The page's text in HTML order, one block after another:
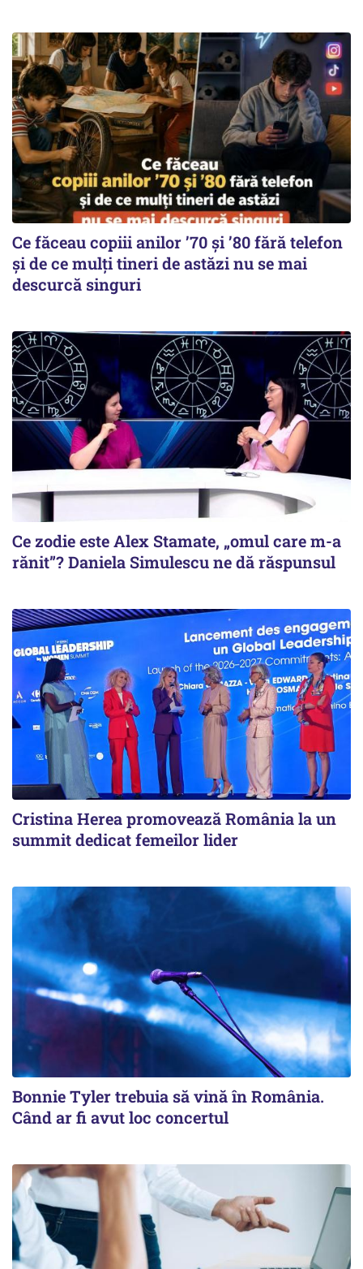
Ce făceau copiii anilor ’70 și ’80 fără telefon
și de ce mulți tineri de astăzi nu se mai
descurcă singuri
Ce zodie este Alex Stamate, „omul care m-a
rănit”? Daniela Simulescu ne dă răspunsul
Cristina Herea promovează România la un
summit dedicat femeilor lider
Bonnie Tyler trebuia să vină în România.
Când ar fi avut loc concertul